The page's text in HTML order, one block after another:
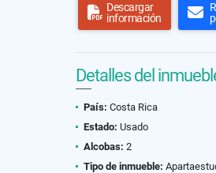
Descargar
información
Detalles del
País: Costa Rica
Estado: Usado
Alcobas: 2
Tipo de inmueble: